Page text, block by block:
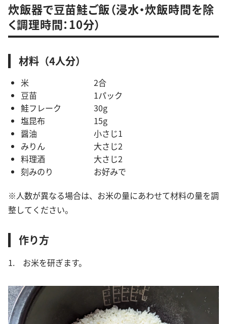
炊飯器で豆苗鮭ご飯（浸水・炊飯時間を除
く調理時間：10分）
材料（4人分）
米 2合
豆苗 1パック
鮭フレーク 30g
塩昆布 15g
醤油 小さじ1
みりん 大さじ2
料理酒 大さじ2
刻みのり お好みで
※人数が異なる場合は、お米の量にあわせて材料の量を調
整してください。
作り方
1. お米を研ぎます。